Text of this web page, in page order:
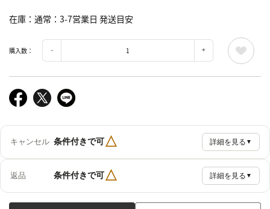
在庫 通常：3-7営業日 発送目安
購入数：
キャンセル 条件付きで可△ 詳細を見る ▼
返品 条件付きで可△ 詳細を見る ▼